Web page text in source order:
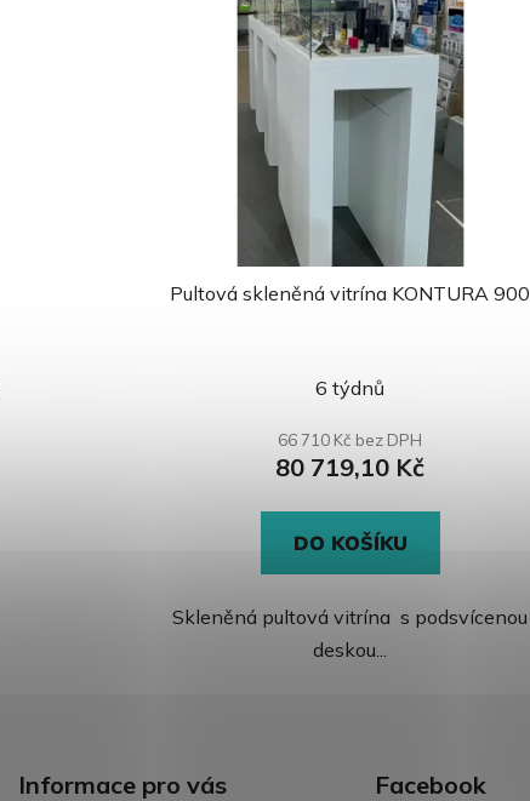
Pultová skleněná vitrína KONTURA 900
6 týdnů
66 710 Kč bez DPH
80 719,10 Kč
DO KOŠÍKU
Skleněná pultová vitrína s podsvícenou
deskou...
Informace pro vás Facebook